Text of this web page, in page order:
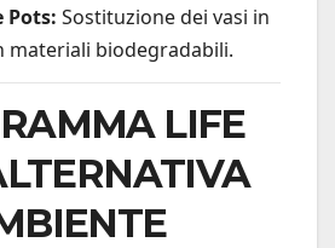
Pots: Sostituzione dei vasi in
materiali biodegradabili.
LIFE